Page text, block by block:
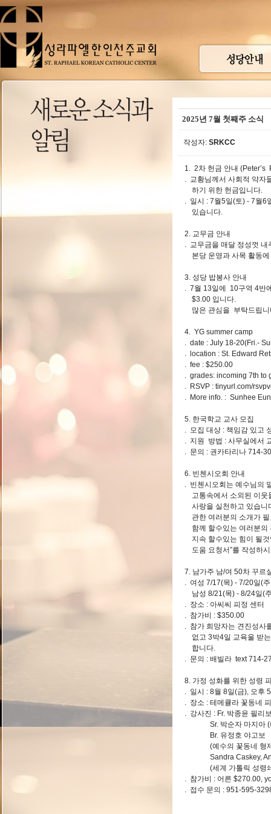
2025년 7월 첫째주 소식
작성자: SRKCC
1. 2차 헌금 안내 (Peter’s
. 교황님께서 사회적 약자
하기 위한 헌금입니다.
. 일시 : 7월5일(토) - 7월6
있습니다.
2. 교무금 안내
. 교무금을 매달 정성껏 내
본당 운영과 사목 활동
3. 성당 밥봉사 안내
. 7월 13일에 10구역 4반
$3.00 입니다.
많은 관심을 부탁드립
4. YG summer camp
. date : July 18-20(Fri.-
. location : St. Edward
. fee : $250.00
. grades: incoming 7th to
. RSVP : tinyurl.com/
. More info. : Sunhee
5. 한국학교 교사 모집
. 모집 대상 : 책임감 있고
. 지원 방법 : 사무실에서
. 문의 : 권카타리나 714-
6. 빈첸시오회 안내
. 빈첸시오회는 예수님의
고통속에서 소외된 이웃
사랑을 실천하고 있습니
관한 여러분의 소개가
함께 할수있는 여러분의
지속 할수있는 힘이 될것
도움 요청서”를 작성하
7. 남가주 남/여 50차 꾸르
. 여성 7/17(목) - 7/20일(
남성 8/21(목) - 8/24일(
. 장소 : 아씨씨 피정 센
. 참가비 : $350.00
. 참가 희망자는 견진성사
없고 3박4일 교육울 받
합니다.
. 문의 : 배빌라 text 714-
8. 가정 성화를 위한 성령
. 일시 : 8월 8일(금), 오후
. 장소 : 테메큘라 꽃동네
. 강사진 : Fr. 박종윤 필리
Sr. 박순자 마지아 (예
Br. 유정호 야고보
(예수의 꽃동네 형제
Sandra Caskey,
(세계 가톨릭 성령쇄
. 참가비 : 어른 $270.00,
. 접수 문의 : 951-595-